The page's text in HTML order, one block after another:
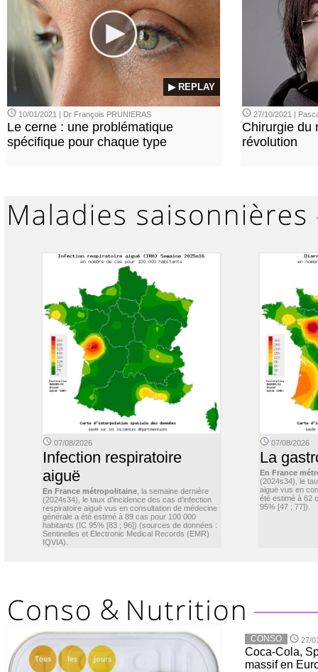
▶ REPLAY
10/01/2021 | Dr François PRUNIERAS
Le cerne : une problématique
spécifique pour chaque type
27/10/2021 |
Chirurgie du
révolution
07/08/2026
Infection respiratoire
aiguë
En France métropolitaine , la semaine dernière
(2024s34), le taux d’incidence des cas d’infection
respiratoire aiguë vus en consultation de médecine
générale a été estimé à 89 cas pour 100 000
habitants (IC 95% [83 ; 96]) (sources de données :
Sentinelles et Electronic Medical Records (EMR)
IQVIA).
07/08/2026
La
En France
(2024s34), le
aiguë vus en
été estimé à 62
95% [47 ; 77]).
CONSO 27/
Coca-Cola,
massif en